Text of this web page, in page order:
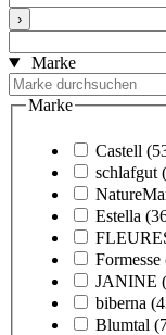
›
Marke
Marke
Castell
schlafgut
Estella
Formesse
JANINE
biberna
Blumtal